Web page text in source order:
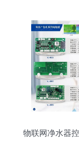
物联网净水器